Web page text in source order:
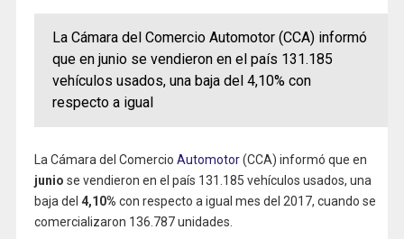
La Cámara del Comercio Automotor (CCA) informó
que en junio se vendieron en el país 131.185
vehículos usados, una baja del 4,10% con
respecto a igual
La Cámara del Comercio Automotor(CCA) informó que en
junio se vendieron en el país 131.185 vehículos usados, una
baja del 4,10% con respecto a igual mes del 2017, cuando se
comercializaron 136.787 unidades.